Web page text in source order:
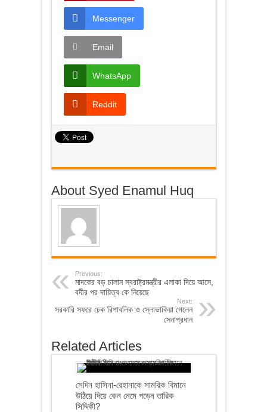
Messenger
Email
WhatsApp
Reddit
About Syed Enamul Huq
Previous:
মাদকের বড় চালান স্বরাষ্ট্রমন্ত্রীর এলাকা দিয়ে আসে,
বদীর পর দায়িত্ব কে নিয়েছে
Next:
সরকারি সফরে চেক রিপাবলিক ও স্লোভাকিয়া গেলেন
সেনাপ্রধান
Related Articles
সেদিন হাসিনা-রেহানাকে সামরিক বিমানে
উঠিয়ে দিয়ে কেন নেমে পড়েন তারিক
সিদ্দিকী?